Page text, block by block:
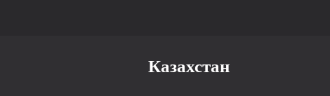
Казахстан